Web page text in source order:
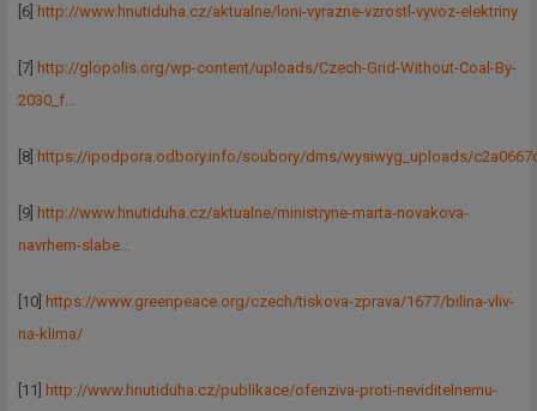
[6] http://www.hnutiduha.cz/aktualne/loni-vyrazne-vzrostl-vyvoz-elektriny
[7] http://glopolis.org/wp-content/uploads/Czech-Grid-Without-Coal-By-
2030_f...
[8] https://ipodpora.odbory.info/soubory/dms/wysiwyg_uploads/
[9] http://www.hnutiduha.cz/aktualne/ministryne-marta-novakova-
navrhem-slabe...
[10] https://www.greenpeace.org/czech/tiskova-zprava/1677/bilina-vliv-
na-klima/
[11]
http://www.hnutiduha.cz/publikace/ofenziva-proti-neviditelnemu-